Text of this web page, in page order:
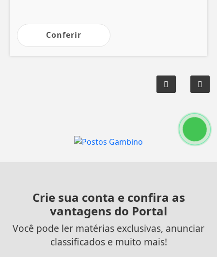
Conferir
Crie sua conta e confira as
vantagens do Portal
Você pode ler matérias exclusivas, anunciar
classificados e muito mais!